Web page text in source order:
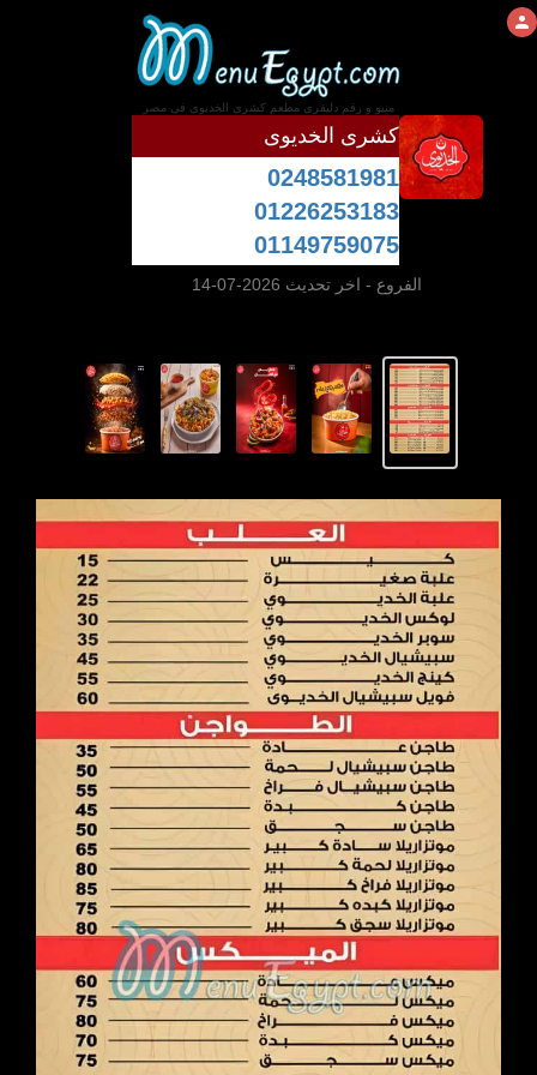
منيو و رقم دليفرى مطعم كشرى الخديوى فى مصر
كشرى الخديوى
0248581981
01226253183
01149759075
الفروع - اخر تحديث 2026-07-14